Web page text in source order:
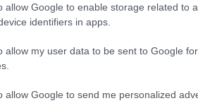
allow Google to enable storage related to
identifiers in apps.
allow my user data to be sent to Google
allow Google to send me personalized
Terror Háza Múzeum és a Liszt
és kulturális miniszter, valamint
és Fónagy János, valamint
Zsidó Hitközségek